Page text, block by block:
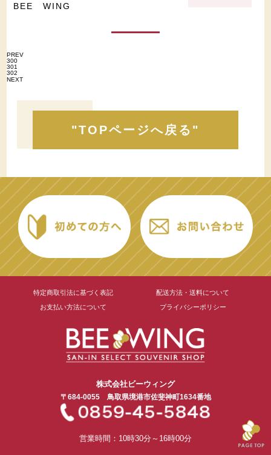
BEE WING
PREV
300
301
302
NEXT
"TOPページへ戻る"
株式会社ビーウィング
〒684-0055 鳥取県境港市佐斐神町1634番地
営業時間：10時30分～16時00分
特定商取引法に基づく表記
配送方法・送料について
お支払い方法について
プライバシーポリシー